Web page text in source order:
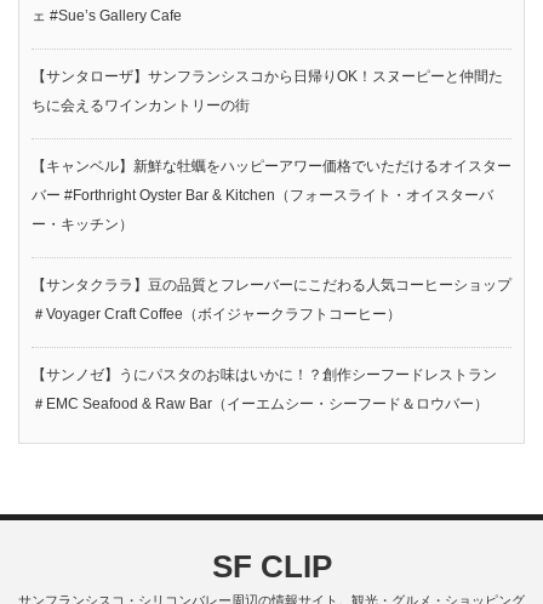
ェ #Sue’s Gallery Cafe
【サンタローザ】サンフランシスコから日帰りOK！スヌーピーと仲間た
ちに会えるワインカントリーの街
【キャンベル】新鮮な牡蠣をハッピーアワー価格でいただけるオイスター
バー #Forthright Oyster Bar & Kitchen（フォースライト・オイスターバ
ー・キッチン）
【サンタクララ】豆の品質とフレーバーにこだわる人気コーヒーショップ
＃Voyager Craft Coffee（ボイジャークラフトコーヒー）
【サンノゼ】うにパスタのお味はいかに！？創作シーフードレストラン
＃EMC Seafood & Raw Bar（イーエムシー・シーフード＆ロウバー）
SF CLIP
サンフランシスコ・シリコンバレー周辺の情報サイト。観光・グルメ・ショッピング